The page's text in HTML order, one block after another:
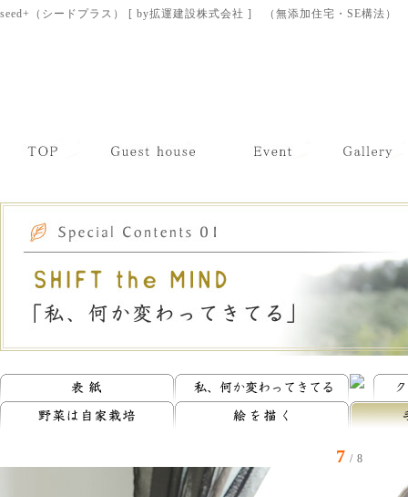
seed+（シードプラス） [ by拡運建設株式会社 ] （無添加住宅・SE構法）
7 / 8